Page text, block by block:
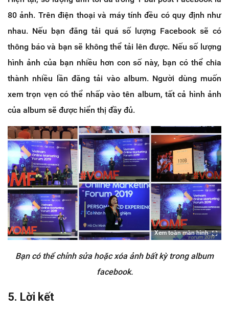
80 ảnh. Trên điện thoại và máy tính đều có quy định như
nhau. Nếu bạn đăng tải quá số lượng Facebook sẽ có
thông báo và bạn sẽ không thể tải lên được. Nếu số lượng
hình ảnh của bạn nhiều hơn con số này, bạn có thể chia
thành nhiều lần đăng tải vào album. Người dùng muốn
xem trọn vẹn có thể nhấp vào tên album, tất cả hình ảnh
của album sẽ được hiển thị đầy đủ.
Xem toàn màn hình
Bạn có thể chỉnh sửa hoặc xóa ảnh bất kỳ trong album
facebook.
5. Lời kết